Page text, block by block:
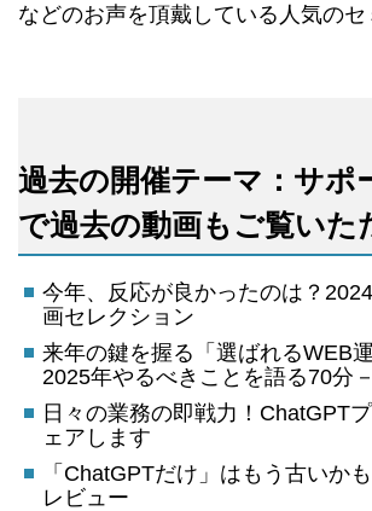
などのお声を頂戴している人気のセ
過去の開催テーマ：サポ
で過去の動画もご覧いた
今年、反応が良かったのは？
画セレクション
来年の鍵を握る「選ばれるWEB
2025年やるべきことを語る70分－
日々の業務の即戦力！ChatGPT
ェアします
「ChatGPTだけ」はもう古いか
レビュー